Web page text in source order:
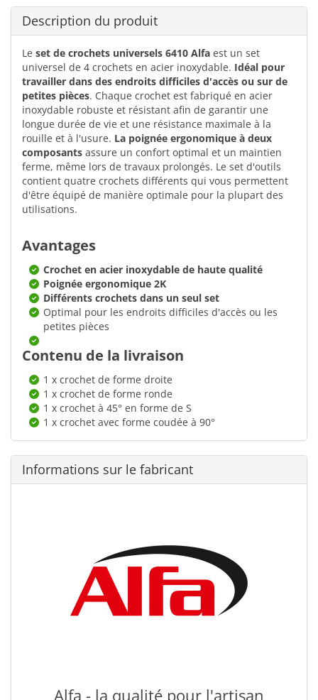
Description du produit
Le set de crochets universels 6410 Alfa est un set
universel de 4 crochets en acier inoxydable. Idéal pour
travailler dans des endroits difficiles d'accès ou sur de
petites pièces. Chaque crochet est fabriqué en acier
inoxydable robuste et résistant afin de garantir une
longue durée de vie et une résistance maximale à la
rouille et à l'usure. La poignée ergonomique à deux
composants assure un confort optimal et un maintien
ferme, même lors de travaux prolongés. Le set d'outils
contient quatre crochets différents qui vous permettent
d'être équipé de manière optimale pour la plupart des
utilisations.
Avantages
Crochet en acier inoxydable de haute qualité
Poignée ergonomique 2K
Différents crochets dans un seul set
Optimal pour les endroits difficiles d'accès ou les
petites pièces
Contenu de la livraison
1 x crochet de forme droite
1 x crochet de forme ronde
1 x crochet à 45° en forme de S
1 x crochet avec forme coudée à 90°
Informations sur le fabricant
Alfa - la qualité pour l'artisan